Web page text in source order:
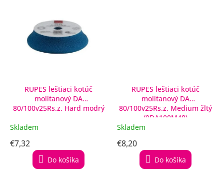
RUPES leštiaci kotúč
molitanový DA
80/100v25Rs.z. Hard modrý
Skladem
€7,32
Do košíka
RUPES leštiaci kotúč
molitanový DA
80/100v25Rs.z. Medium žltý
(9DA100M48)
Skladem
€8,20
Do košíka